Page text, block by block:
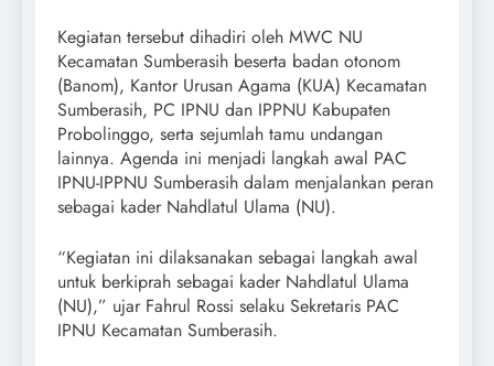
Kegiatan tersebut dihadiri oleh MWC NU
Kecamatan Sumberasih beserta badan otonom
(Banom), Kantor Urusan Agama (KUA) Kecamatan
Sumberasih, PC IPNU dan IPPNU Kabupaten
Probolinggo, serta sejumlah tamu undangan
lainnya. Agenda ini menjadi langkah awal PAC
IPNU-IPPNU Sumberasih dalam menjalankan peran
sebagai kader Nahdlatul Ulama (NU).
“Kegiatan ini dilaksanakan sebagai langkah awal
untuk berkiprah sebagai kader Nahdlatul Ulama
(NU),” ujar Fahrul Rossi selaku Sekretaris PAC
IPNU Kecamatan Sumberasih.